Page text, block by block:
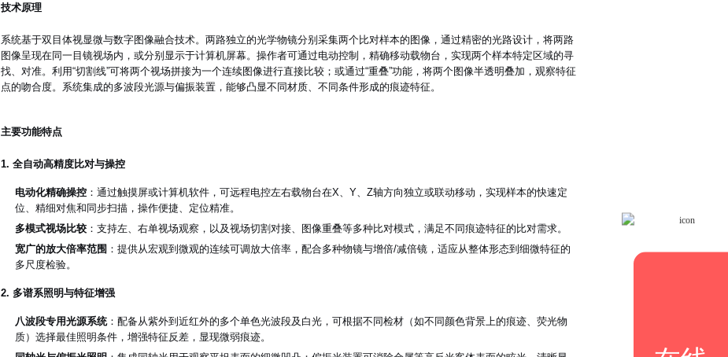
技术原理
系统基于双目体视显微与数字图像融合技术。两路独立的光学物镜分别采集两个比对样本的图像，通过精密的光路设计，将两路
图像呈现在同一目镜视场内，或分别显示于计算机屏幕。操作者可通过电动控制，精确移动载物台，实现两个样本特定区域的寻
找、对准。利用“切割线”可将两个视场拼接为一个连续图像进行直接比较；或通过“重叠”功能，将两个图像半透明叠加，观察特征
点的吻合度。系统集成的多波段光源与偏振装置，能够凸显不同材质、不同条件形成的痕迹特征。
主要功能特点
1. 全自动高精度比对与操控
电动化精确操控 ：通过触摸屏或计算机软件，可远程电控左右载物台在X、Y、Z轴方向独立或联动移动，实现样本的快速定
位、精细对焦和同步扫描，操作便捷、定位精准。
多模式视场比较 ：支持左、右单视场观察，以及视场切割对接、图像重叠等多种比对模式，满足不同痕迹特征的比对需求。
宽广的放大倍率范围 ：提供从宏观到微观的连续可调放大倍率，配合多种物镜与增倍/减倍镜，适应从整体形态到细微特征的
多尺度检验。
2. 多谱系照明与特征增强
八波段专用光源系统：配备从紫外到近红外的多个单色光波段及白光，可根据不同检材（如不同颜色背景上的痕迹、荧光物
质）选择最佳照明条件，增强特征反差，显现微弱痕迹。